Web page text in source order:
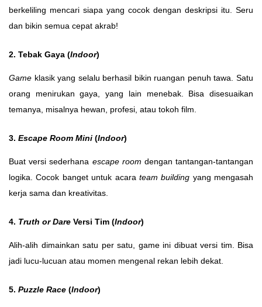
berkeliling mencari siapa yang cocok dengan deskripsi itu. Seru
dan bikin semua cepat akrab!
2. Tebak Gaya (Indoor)
Game klasik yang selalu berhasil bikin ruangan penuh tawa. Satu
orang menirukan gaya, yang lain menebak. Bisa disesuaikan
temanya, misalnya hewan, profesi, atau tokoh film.
3. Escape Room Mini (Indoor)
Buat versi sederhana escape room dengan tantangan-tantangan
logika. Cocok banget untuk acara team building yang mengasah
kerja sama dan kreativitas.
4. Truth or Dare Versi Tim (Indoor)
Alih-alih dimainkan satu per satu, game ini dibuat versi tim. Bisa
jadi lucu-lucuan atau momen mengenal rekan lebih dekat.
5. Puzzle Race (Indoor)